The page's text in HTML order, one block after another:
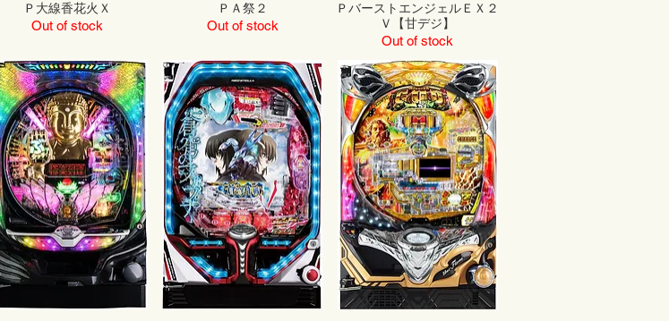
Ｐ大線香花火Ｘ
Out of stock
ＰＡ祭２
Out of stock
ＰバーストエンジェルＥＸ２
Ｖ【甘デジ】
Out of stock